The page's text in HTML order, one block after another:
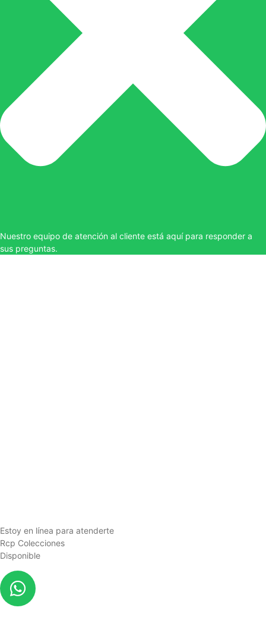
Nuestro equipo de atención al cliente está aquí para responder a
sus preguntas.
Estoy en línea para atenderte
Rcp Colecciones
Disponible